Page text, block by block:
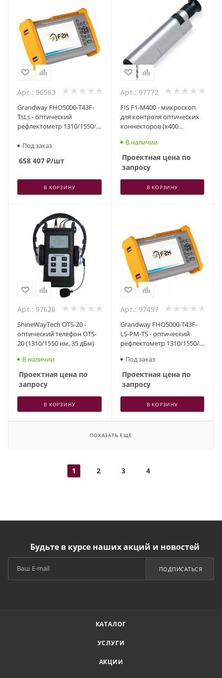
Арт.: 96563
Grandway FHO5000-T43F-
TsLs - оптический
рефлектометр 1310/1550/
43/41/41дБ, VFL, TS, LS
Под заказ
658 407 ₽/шт
В КОРЗИНУ
Арт.: 97772
FIS F1-M400 - микроскоп
для контроля оптических
коннекторов (x400
В наличии
Проектная цена по
запросу
В КОРЗИНУ
Арт.: 97626
ShineWayTech OTS-20 -
оптический телефон OTS-
20 (1310/1550 нм, 35 дБм)
В наличии
Проектная цена по
запросу
В КОРЗИНУ
Арт.: 97497
Grandway FHO5000-T43F-
LS-PM-TS - оптический
рефлектометр 1310/1550/
43/41/41дБ, VFL, LS, PM, TS
Под заказ
Проектная цена по
запросу
В КОРЗИНУ
ПОКАЗАТЬ ЕЩЕ
1 2 3 4
Будьте в курсе наших акций и новостей
ПОДПИСАТЬСЯ
КАТАЛОГ
УСЛУГИ
АКЦИИ